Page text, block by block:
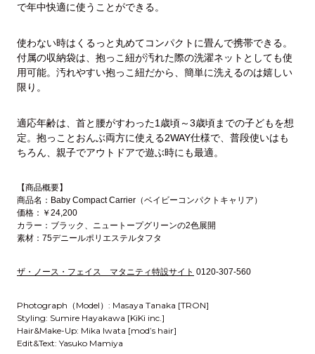
で年中快適に使うことができる。
使わない時はくるっと丸めてコンパクトに畳んで携帯できる。
付属の収納袋は、抱っこ紐が汚れた際の洗濯ネットとしても使
用可能。汚れやすい抱っこ紐だから、簡単に洗えるのは嬉しい
限り。
適応年齢は、首と腰がすわった1歳頃～3歳頃までの子どもを想
定。抱っことおんぶ両方に使える2WAY仕様で、普段使いはも
ちろん、親子でアウトドアで遊ぶ時にも最適。
【商品概要】
商品名：Baby Compact Carrier（ベイビーコンパクトキャリア）
価格：￥24,200
カラー：ブラック、ニュートープグリーンの2色展開
素材：75デニールポリエステルタフタ
ザ・ノース・フェイス マタニティ特設サイト 0120-307-560
Photograph（Model）: Masaya Tanaka [TRON]
Styling: Sumire Hayakawa [KiKi inc.]
Hair&Make-Up: Mika Iwata [mod’s hair]
Edit&Text: Yasuko Mamiya